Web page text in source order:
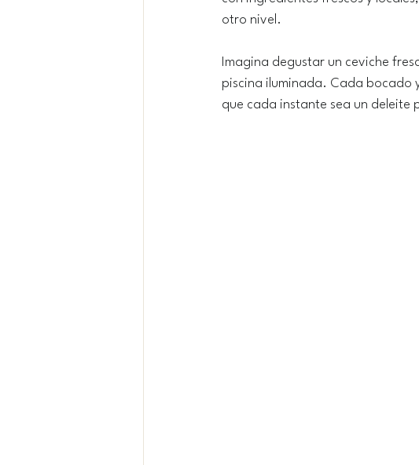
otro nivel.
Imagina degustar un ceviche
piscina iluminada. Cada bocado
que cada instante sea un deleite